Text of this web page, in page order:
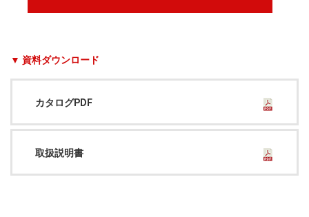
▼ 資料ダウンロード
カタログPDF
取扱説明書